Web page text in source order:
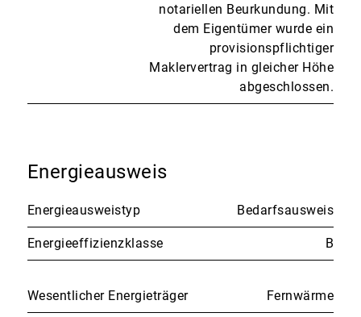
notariellen Beurkundung. Mit
dem Eigentümer wurde ein
provisionspflichtiger
Maklervertrag in gleicher Höhe
abgeschlossen.
Energieausweis
Energieausweistyp Bedarfsausweis
Energieeffizienzklasse B
Wesentlicher Energieträger Fernwärme